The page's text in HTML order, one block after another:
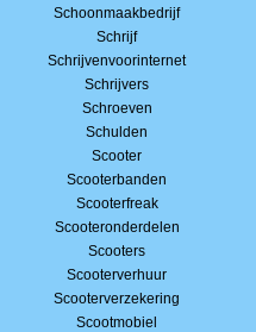
Schoonmaakbedrijf
Schrijf
Schrijvenvoorinternet
Schrijvers
Schroeven
Schulden
Scooter
Scooterbanden
Scooterfreak
Scooteronderdelen
Scooters
Scooterverhuur
Scooterverzekering
Scootmobiel